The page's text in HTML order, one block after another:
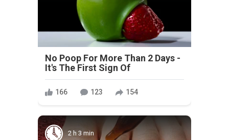
No Poop For More Than 2 Days -
It's The First Sign Of
166 123 154
2 h 3 min